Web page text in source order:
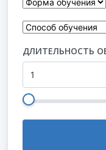
ДЛИТЕЛЬНОСТЬ